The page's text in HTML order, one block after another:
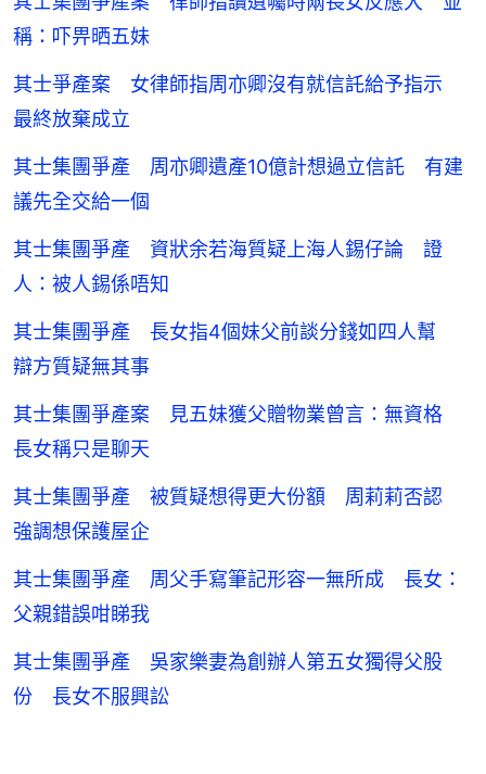
稱：吓畀晒五妹
其士爭產案 女律師指周亦卿沒有就信託給予指示
最終放棄成立
其士集團爭產 周亦卿遺產10億計想過立信託 有建
議先全交給一個
其士集團爭產 資狀余若海質疑上海人錫仔論 證
人：被人錫係唔知
其士集團爭產 長女指4個妹父前談分錢如四人幫
辯方質疑無其事
其士集團爭產案 見五妹獲父贈物業曾言：無資格
長女稱只是聊天
其士集團爭產 被質疑想得更大份額 周莉莉否認
強調想保護屋企
其士集團爭產 周父手寫筆記形容一無所成 長女：
父親錯誤咁睇我
其士集團爭產 吳家樂妻為創辦人第五女獨得父股
份 長女不服興訟